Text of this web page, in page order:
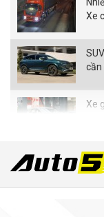
Xe
cần
Xe
mại